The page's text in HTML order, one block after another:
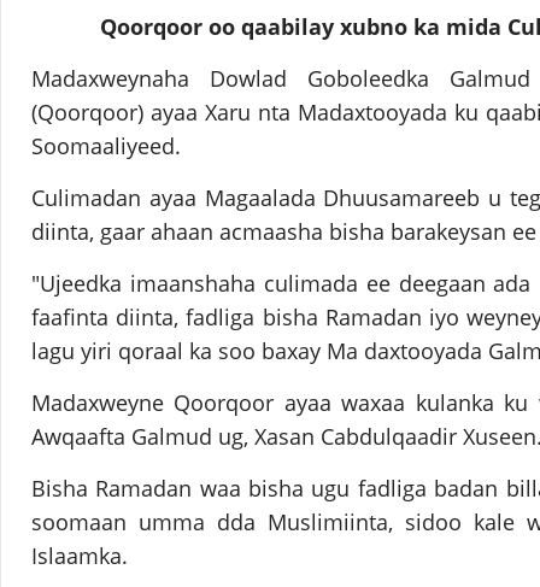
Qoorqoor oo qaabilay xubno ka mida
Madaxweynaha Dowlad Goboleedka
(Qoorqoor) ayaa Xaru nta Madaxtooyada ku
Soomaaliyeed.
Culimadan ayaa Magaalada Dhuusamareeb u
diinta, gaar ahaan acmaasha bisha barakeysan
"Ujeedka imaanshaha culimada ee deegaan
faafinta diinta, fadliga bisha Ramadan iyo
lagu yiri qoraal ka soo baxay Ma daxtooyada
Madaxweyne Qoorqoor ayaa waxaa kulanka
Awqaafta Galmud ug, Xasan Cabdulqaadir
Bisha Ramadan waa bisha ugu fadliga badan
soomaan umma dda Muslimiinta, sidoo kale
Islaamka.